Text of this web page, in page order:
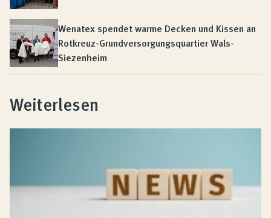
Wenatex spendet warme Decken und Kissen an
Rotkreuz-Grundversorgungsquartier Wals-
Siezenheim
Weiterlesen